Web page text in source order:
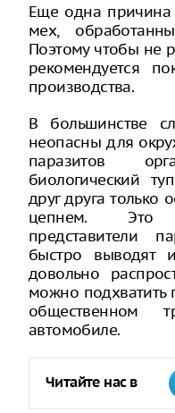
Еще одна
мех,
Поэтому чтобы не
рекомендуется
производства.
В большинстве
неопасны для
паразитов
биологический
друг друга только
цепнем. Это
представители
быстро выводят
довольно
можно подхватить
общественном
автомобиле.
Читайте нас в